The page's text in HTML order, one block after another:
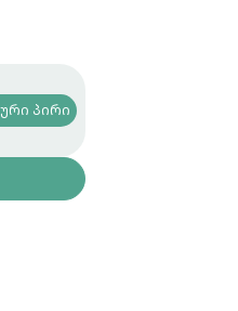
პირი